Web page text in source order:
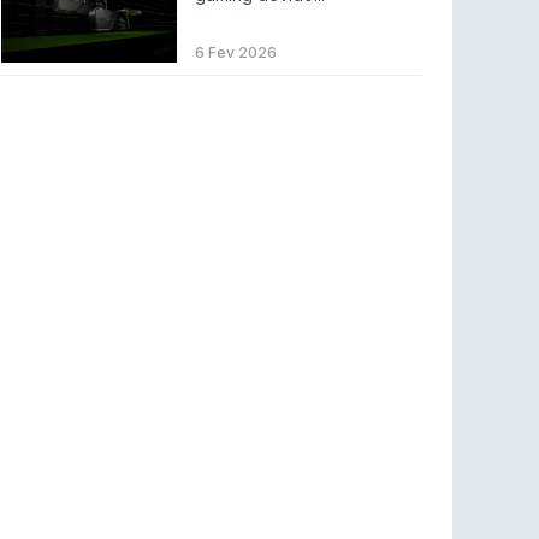
MOUZ surpreende Spirit para vencer BLAST
Bounty
6 Fev 2026